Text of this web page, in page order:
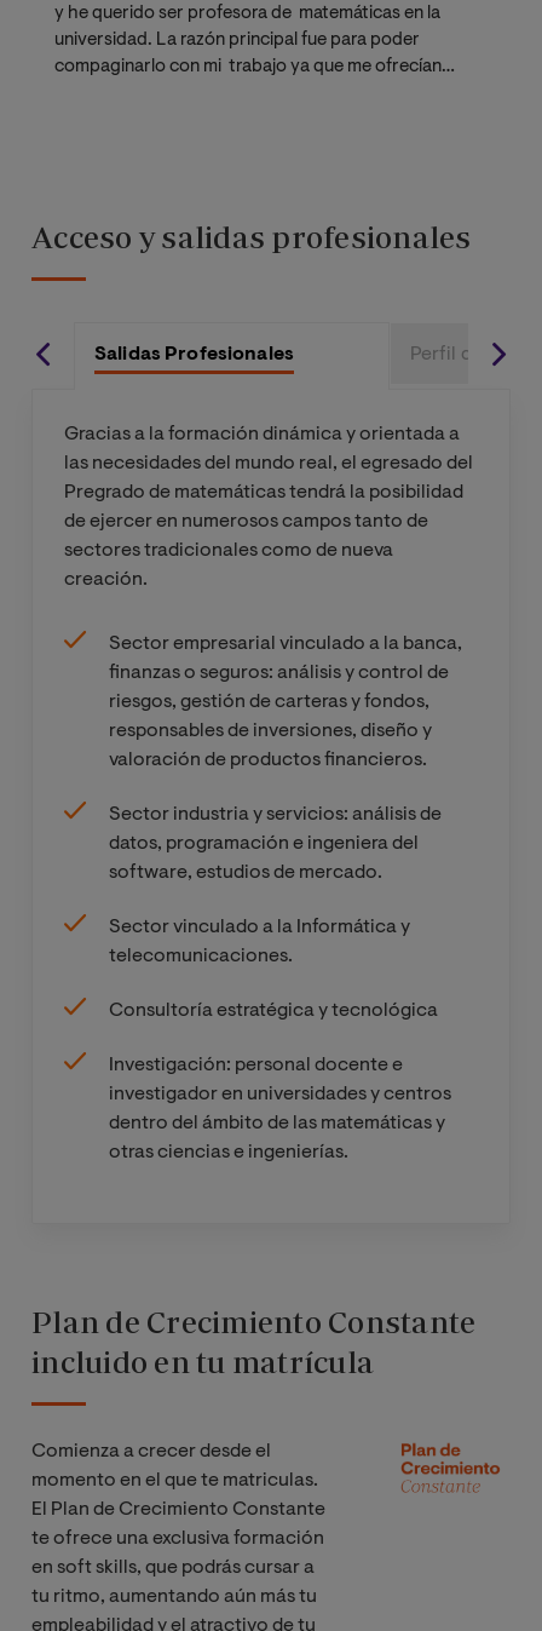
y he querido ser profesora de matemáticas en la
universidad. La razón principal fue para poder
compaginarlo con mi trabajo ya que me ofrecían
Acceso y salidas profesionales
Salidas Profesionales Perfil de
Gracias a la formación dinámica y orientada a
las necesidades del mundo real, el egresado del
Pregrado de matemáticas tendrá la posibilidad
de ejercer en numerosos campos tanto de
sectores tradicionales como de nueva
creación.
Sector empresarial vinculado a la banca,
finanzas o seguros: análisis y control de
riesgos, gestión de carteras y fondos,
responsables de inversiones, diseño y
valoración de productos financieros.
Sector industria y servicios: análisis de
datos, programación e ingeniera del
software, estudios de mercado.
Sector vinculado a la Informática y
telecomunicaciones.
Consultoría estratégica y tecnológica
Investigación: personal docente e
investigador en universidades y centros
dentro del ámbito de las matemáticas y
otras ciencias e ingenierías.
Plan de Crecimiento Constante
incluido en tu matrícula
Comienza a crecer desde el
momento en el que te matriculas.
El Plan de Crecimiento Constante
te ofrece una exclusiva formación
en soft skills, que podrás cursar a
tu ritmo, aumentando aún más tu
empleabilidad y el atractivo de tu
Imagen